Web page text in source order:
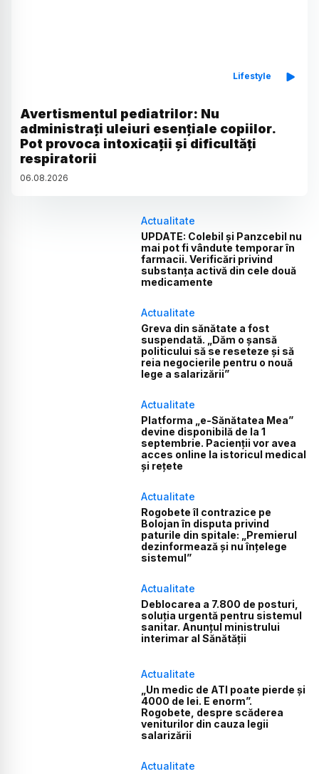
Lifestyle
Avertismentul pediatrilor: Nu
administrați uleiuri esențiale copiilor.
Pot provoca intoxicații și dificultăți
respiratorii
06.08.2026
Actualitate
UPDATE: Colebil și Panzcebil nu
mai pot fi vândute temporar în
farmacii. Verificări privind
substanța activă din cele două
medicamente
Actualitate
Greva din sănătate a fost
suspendată. „Dăm o șansă
politicului să se reseteze și să
reia negocierile pentru o nouă
lege a salarizării”
Actualitate
Platforma „e-Sănătatea Mea”
devine disponibilă de la 1
septembrie. Pacienții vor avea
acces online la istoricul medical
și rețete
Actualitate
Rogobete îl contrazice pe
Bolojan în disputa privind
paturile din spitale: „Premierul
dezinformează și nu înțelege
sistemul”
Actualitate
Deblocarea a 7.800 de posturi,
soluția urgentă pentru sistemul
sanitar. Anunțul ministrului
interimar al Sănătății
Actualitate
„Un medic de ATI poate pierde și
4000 de lei. E enorm”.
Rogobete, despre scăderea
veniturilor din cauza legii
salarizării
Actualitate